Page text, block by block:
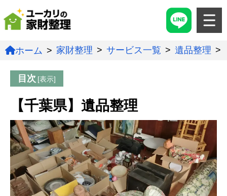
ホーム 家財整理 サービス一覧 遺品整理
目次
【千葉県】遺品整理